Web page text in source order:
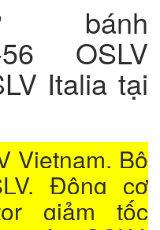
bánh
OSLV
Italia tại
Vietnam, Bộ
Đông cơ
giảm tốc